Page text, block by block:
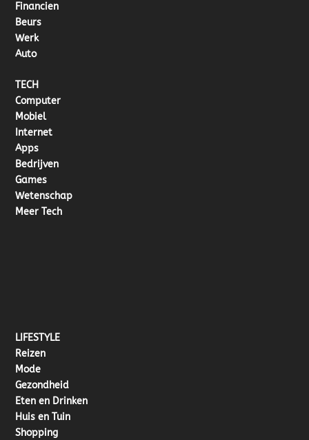
Financien
Beurs
Werk
Auto
TECH
Computer
Mobiel
Internet
Apps
Bedrijven
Games
Wetenschap
Meer Tech
LIFESTYLE
Reizen
Mode
Gezondheid
Eten en Drinken
Huis en Tuin
Shopping